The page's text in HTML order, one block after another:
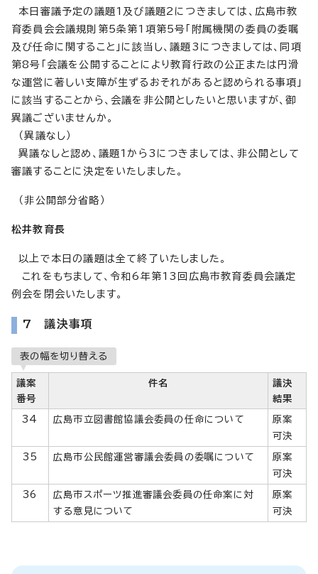
本日審議予定の議題1及び議題2につきましては、広島市教
育委員会会議規則第5条第1項第5号「附属機関の委員の委嘱
及び任命に関すること」に該当し、議題3につきましては、同項
第8号「会議を公開することにより教育行政の公正または円滑
な運営に著しい支障が生ずるおそれがあると認められる事項」
に該当することから、会議を非公開としたいと思いますが、御
異議ございませんか。
（異議なし）
異議なしと認め、議題1から3につきましては、非公開として
審議することに決定をいたしました。
（非公開部分省略）
松井教育長
以上で本日の議題は全て終了いたしました。
これをもちまして、令和6年第13回広島市教育委員会議定
例会を閉会いたします。
7 議決事項
表の幅を切り替える
議案
番号
件名
議決
結果
34 広島市立図書館協議会委員の任命について
原案
可決
35 広島市公民館運営審議会委員の委嘱について
原案
可決
36
広島市スポーツ推進審議会委員の任命案に対
する意見について
原案
可決